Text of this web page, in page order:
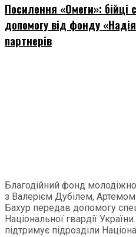
Посилення «Омеги»: бійці
допомогу від фонду
партнерів
Благодійний фонд
з Валерієм Дубілем,
Бахур передав допомогу
Національної гвардії
підтримує підрозділи